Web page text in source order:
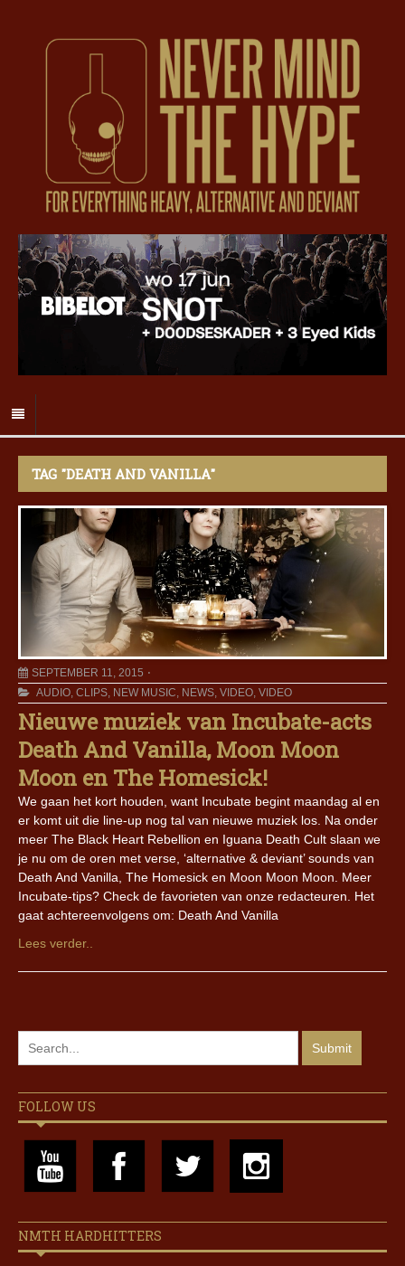
TAG "DEATH AND VANILLA"
SEPTEMBER 11, 2015
AUDIO, CLIPS, NEW MUSIC, NEWS, VIDEO, VIDEO
Nieuwe muziek van Incubate-acts
Death And Vanilla, Moon Moon
Moon en The Homesick!
We gaan het kort houden, want Incubate begint maandag al en
er komt uit die line-up nog tal van nieuwe muziek los. Na onder
meer The Black Heart Rebellion en Iguana Death Cult slaan we
je nu om de oren met verse, ‘alternative & deviant’ sounds van
Death And Vanilla, The Homesick en Moon Moon Moon. Meer
Incubate-tips? Check de favorieten van onze redacteuren. Het
gaat achtereenvolgens om: Death And Vanilla
Lees verder..
FOLLOW US
NMTH HARDHITTERS